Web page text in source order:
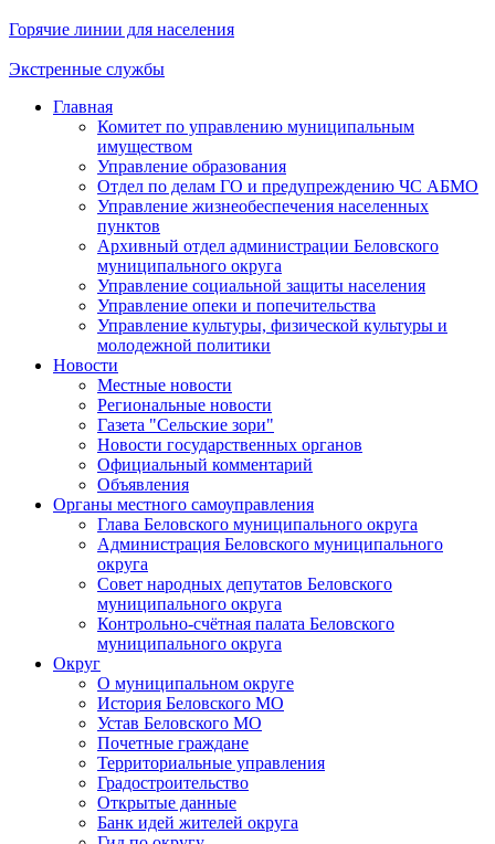
Горячие линии для населения
Экстренные службы
Главная
Комитет по управлению муниципальным
имуществом
Управление образования
Отдел по делам ГО и предупреждению ЧС АБМО
Управление жизнеобеспечения населенных
пунктов
Архивный отдел администрации Беловского
муниципального округа
Управление социальной защиты населения
Управление опеки и попечительства
Управление культуры, физической культуры и
молодежной политики
Новости
Местные новости
Региональные новости
Газета "Сельские зори"
Новости государственных органов
Официальный комментарий
Объявления
Органы местного самоуправления
Глава Беловского муниципального округа
Администрация Беловского муниципального
округа
Совет народных депутатов Беловского
муниципального округа
Контрольно-счётная палата Беловского
муниципального округа
Округ
О муниципальном округе
История Беловского МО
Устав Беловского МО
Почетные граждане
Территориальные управления
Градостроительство
Открытые данные
Банк идей жителей округа